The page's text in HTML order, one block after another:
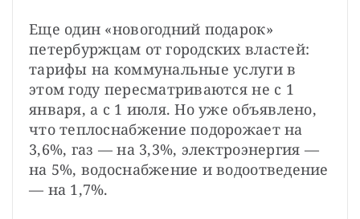
Еще один «новогодний подарок»
петербуржцам от городских властей:
тарифы на коммунальные услуги в
этом году пересматриваются не с 1
января, а с 1 июля. Но уже объявлено,
что теплоснабжение подорожает на
3,6%, газ — на 3,3%, электроэнергия —
на 5%, водоснабжение и водоотведение
— на 1,7%.